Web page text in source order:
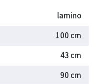
lamino
100 cm
43 cm
90 cm